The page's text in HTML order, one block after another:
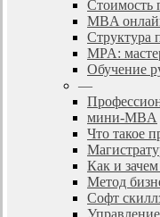
Стоимость
MBA
Cтруктура
MPA:
Обучение
—
мини-MBA
Что такое
Как и
Метод
Софт